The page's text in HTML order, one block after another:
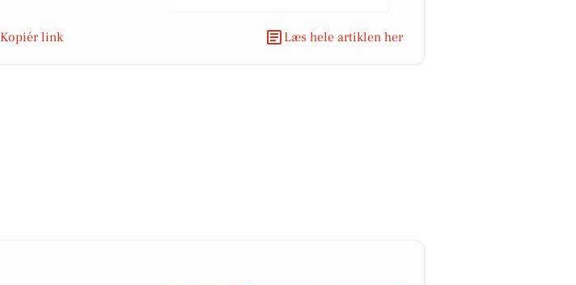
Kopiér link Læs hele artiklen her